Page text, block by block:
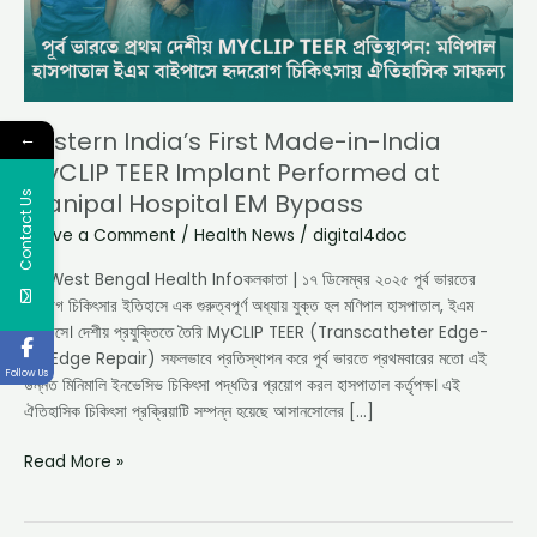
Eastern India’s First Made-in-India
MyCLIP TEER Implant Performed at
Manipal Hospital EM Bypass
Leave a Comment / Health News / digital4doc
By West Bengal Health Infoকলকাতা | ১৭ ডিসেম্বর ২০২৫ পূর্ব ভারতের
হৃদরোগ চিকিৎসার ইতিহাসে এক গুরুত্বপূর্ণ অধ্যায় যুক্ত হল মণিপাল হাসপাতাল, ইএম
বাইপাসে। দেশীয় প্রযুক্তিতে তৈরি MyCLIP TEER (Transcatheter Edge-
to-Edge Repair) সফলভাবে প্রতিস্থাপন করে পূর্ব ভারতে প্রথমবারের মতো এই
উন্নত মিনিমালি ইনভেসিভ চিকিৎসা পদ্ধতির প্রয়োগ করল হাসপাতাল কর্তৃপক্ষ। এই
ঐতিহাসিক চিকিৎসা প্রক্রিয়াটি সম্পন্ন হয়েছে আসানসোলের […]
Implant
Performed
at
Manipal
Hospital
EM
Bypass
Read More »
←
Contact Us
Follow Us